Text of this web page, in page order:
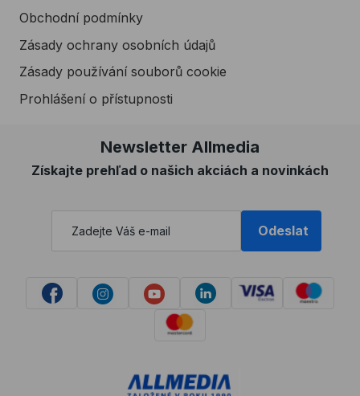
Obchodní podmínky
Zásady ochrany osobních údajů
Zásady používání souborů cookie
Prohlášení o přístupnosti
Newsletter Allmedia
Získajte prehľad o našich akciách a novinkách
Odeslat